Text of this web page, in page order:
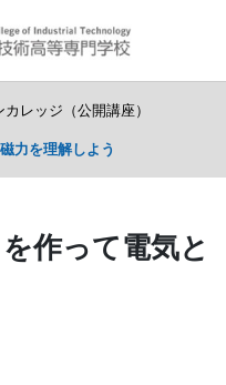
カレッジ（公開講座）
力を理解しよう
作って電気と